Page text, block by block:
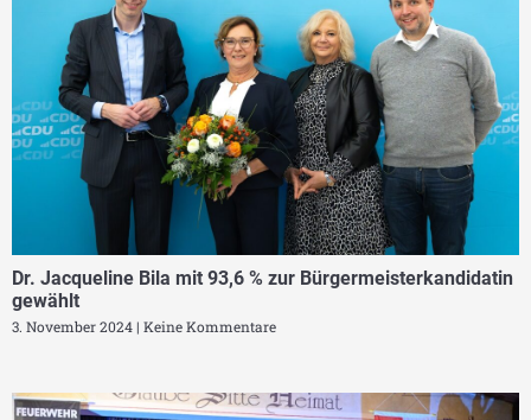
Dr. Jacqueline Bila mit 93,6 % zur Bürgermeisterkandidatin
gewählt
3. November 2024 Keine Kommentare